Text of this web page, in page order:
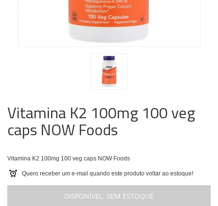
Vitamina K2 100mg 100 veg
caps NOW Foods
Vitamina K2 100mg 100 veg caps NOW Foods
Quero receber um e-mail quando este produto voltar ao estoque!
DISPONÍVEL: SEM ESTOQUE